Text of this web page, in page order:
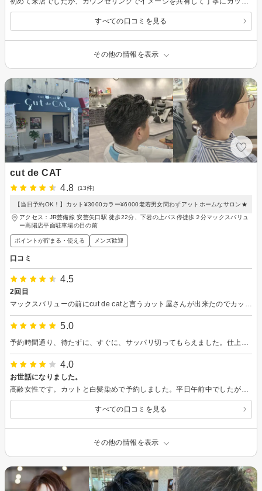
すべての口コミを見る
その他の情報を表示
cut de CAT
4.8
(13件)
【当日予約OK！】カット¥3000カラー¥6000老若男女問わずアットホームなサロン★
アクセス：JR芸備線 安芸矢口駅 徒歩22分、下岩の上バス停徒歩２分マックスバリュ
ー高陽店平面駐車場の目の前
ポイントが貯まる・使える メンズ歓迎
口コミ
4.5
2回目
5.0
4.0
お世話になりました。
すべての口コミを見る
その他の情報を表示